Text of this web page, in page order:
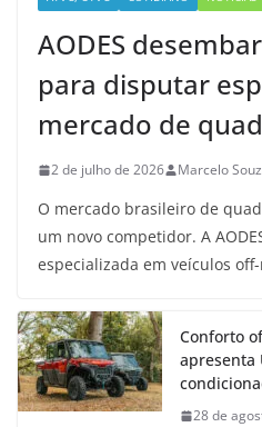
AODES
para disputar
mercado de
2 de julho de 2026 Marcelo
O mercado brasileiro de
um novo competidor. A
especializada em veículos
Conforto
apresenta
28 de